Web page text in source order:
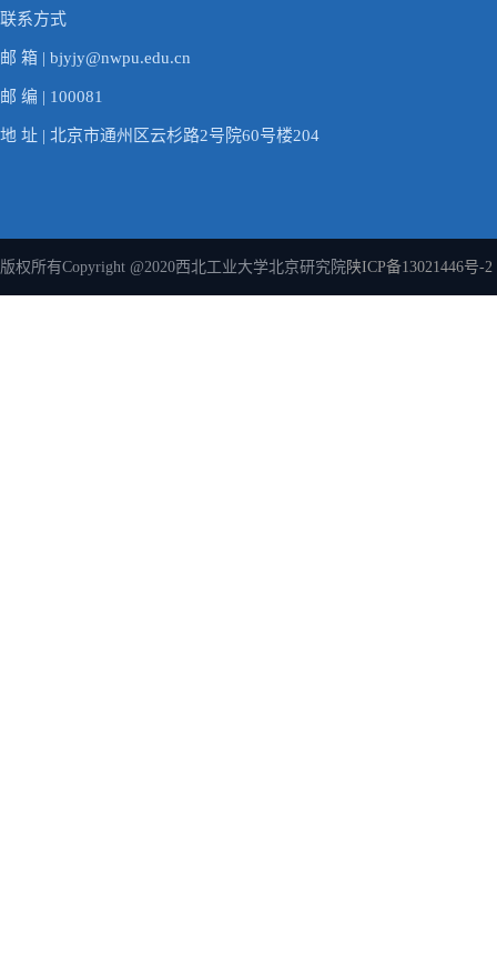
联系方式
邮 箱 | bjyjy@nwpu.edu.cn
邮 编 | 100081
地 址 | 北京市通州区云杉路2号院60号楼204
版权所有Copyright @2020西北工业大学北京研究院陕ICP备13021446号-2